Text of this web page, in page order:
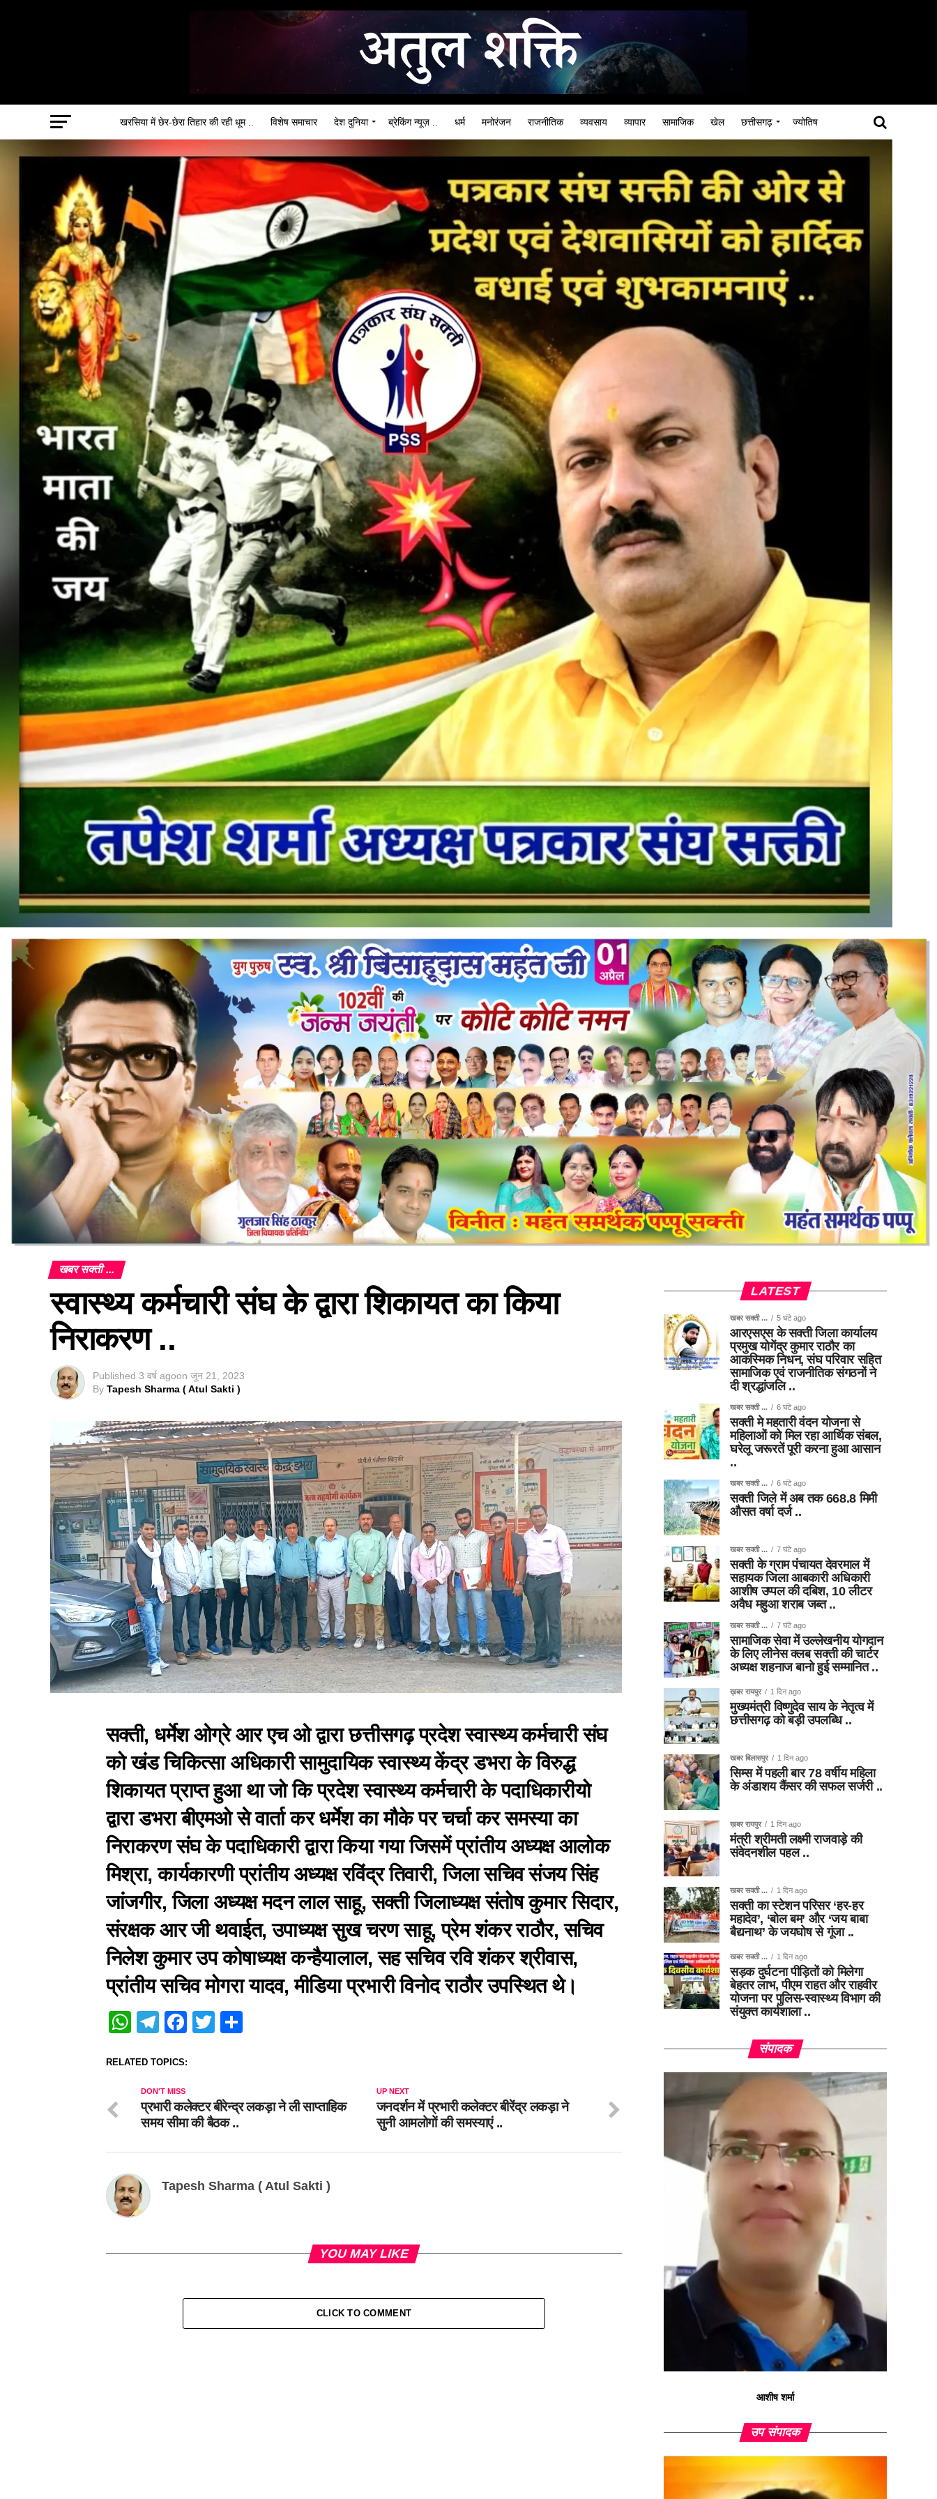
खरसिया में छेर-छेरा तिहार की रही धूम .. विशेष समाचार देश दुनिया ब्रेकिंग न्यूज़ .. धर्म मनोरंजन राजनीतिक व्यवसाय व्यापार सामाजिक खेल छत्तीसगढ़ ज्योतिष
खबर सक्ती ...
स्वास्थ्य कर्मचारी संघ के द्वारा शिकायत का किया
निराकरण ..
Published 3 वर्ष agoon जून 21, 2023
By Tapesh Sharma ( Atul Sakti )
सक्ती, धर्मेश ओग्रे आर एच ओ द्वारा छत्तीसगढ़ प्रदेश स्वास्थ्य कर्मचारी संघ
को खंड चिकित्सा अधिकारी सामुदायिक स्वास्थ्य केंद्र डभरा के विरुद्ध
शिकायत प्राप्त हुआ था जो कि प्रदेश स्वास्थ्य कर्मचारी के पदाधिकारीयो
द्वारा डभरा बीएमओ से वार्ता कर धर्मेश का मौके पर चर्चा कर समस्या का
निराकरण संघ के पदाधिकारी द्वारा किया गया जिसमें प्रांतीय अध्यक्ष आलोक
मिश्रा, कार्यकारणी प्रांतीय अध्यक्ष रविंद्र तिवारी, जिला सचिव संजय सिंह
जांजगीर, जिला अध्यक्ष मदन लाल साहू, सक्ती जिलाध्यक्ष संतोष कुमार सिदार,
संरक्षक आर जी थवाईत, उपाध्यक्ष सुख चरण साहू, प्रेम शंकर राठौर, सचिव
निलेश कुमार उप कोषाध्यक्ष कन्हैयालाल, सह सचिव रवि शंकर श्रीवास,
प्रांतीय सचिव मोगरा यादव, मीडिया प्रभारी विनोद राठौर उपस्थित थे।
WhatsApp
Telegram
Facebook
Twitter
RELATED TOPICS:
UP NEXT
जनदर्शन में प्रभारी कलेक्टर बीरेंद्र लकड़ा ने
सुनी आमलोगों की समस्याएं ..
DON'T MISS
प्रभारी कलेक्टर बीरेन्द्र लकड़ा ने ली साप्ताहिक
समय सीमा की बैठक ..
Tapesh Sharma ( Atul Sakti )
YOU MAY LIKE
CLICK TO COMMENT
LATEST
खबर सक्ती ... 5 घंटे ago
आरएसएस के सक्ती जिला कार्यालय
प्रमुख योगेंद्र कुमार राठौर का
आकस्मिक निधन, संघ परिवार सहित
सामाजिक एवं राजनीतिक संगठनों ने
दी श्रद्धांजलि ..
खबर सक्ती ... 6 घंटे ago
सक्ती मे महतारी वंदन योजना से
महिलाओं को मिल रहा आर्थिक संबल,
घरेलू जरूरतें पूरी करना हुआ आसान
..
खबर सक्ती ... 6 घंटे ago
सक्ती जिले में अब तक 668.8 मिमी
औसत वर्षा दर्ज ..
खबर सक्ती ... 7 घंटे ago
सक्ती के ग्राम पंचायत देवरमाल में
सहायक जिला आबकारी अधिकारी
आशीष उप्पल की दबिश, 10 लीटर
अवैध महुआ शराब जब्त ..
खबर सक्ती ... 7 घंटे ago
सामाजिक सेवा में उल्लेखनीय योगदान
के लिए लीनेस क्लब सक्ती की चार्टर
अध्यक्ष शहनाज बानो हुई सम्मानित ..
ख़बर रायपुर 1 दिन ago
मुख्यमंत्री विष्णुदेव साय के नेतृत्व में
छत्तीसगढ़ को बड़ी उपलब्धि ..
खबर बिलासपुर 1 दिन ago
सिम्स में पहली बार 78 वर्षीय महिला
के अंडाशय कैंसर की सफल सर्जरी ..
ख़बर रायपुर 1 दिन ago
मंत्री श्रीमती लक्ष्मी राजवाड़े की
संवेदनशील पहल ..
खबर सक्ती ... 1 दिन ago
सक्ती का स्टेशन परिसर ‘हर-हर
महादेव’, ‘बोल बम’ और ‘जय बाबा
बैद्यनाथ’ के जयघोष से गूंजा ..
खबर सक्ती ... 1 दिन ago
सड़क दुर्घटना पीड़ितों को मिलेगा
बेहतर लाभ, पीएम राहत और राहवीर
योजना पर पुलिस-स्वास्थ्य विभाग की
संयुक्त कार्यशाला ..
संपादक
आशीष शर्मा
उप संपादक